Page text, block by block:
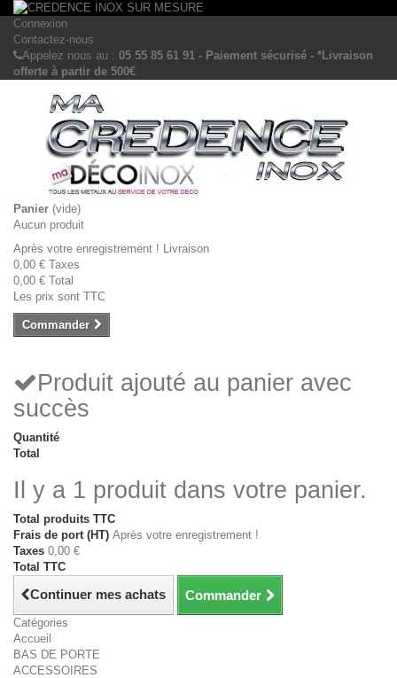
Connexion
Contactez-nous
Appelez nous au : 05 55 85 61 91 - Paiement sécurisé - *Livraison
offerte à partir de 500€
Panier (vide)
Aucun produit
Après votre enregistrement ! Livraison
0,00 € Taxes
0,00 € Total
Les prix sont TTC
Commander
Produit ajouté au panier avec
succès
Quantité
Total
Il y a 1 produit dans votre panier.
Total produits TTC
Frais de port (HT) Après votre enregistrement !
Taxes 0,00 €
Total TTC
Continuer mes achats Commander
Catégories
Accueil
BAS DE PORTE
ACCESSOIRES